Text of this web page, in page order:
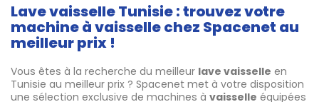
Lave vaisselle Tunisie : trouvez votre
machine à vaisselle chez Spacenet au
meilleur prix !
Vous êtes à la recherche du meilleur lave vaisselle en
Tunisie au meilleur prix ? Spacenet met à votre disposition
une sélection exclusive de machines à vaisselle équipées